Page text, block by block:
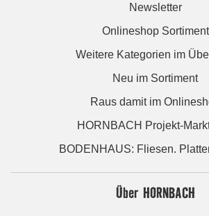
Newsletter
Onlineshop Sortiment
Weitere Kategorien im
Neu im Sortiment
Raus damit im
HORNBACH Projekt-
BODENHAUS: Fliesen.
Über HORNBACH